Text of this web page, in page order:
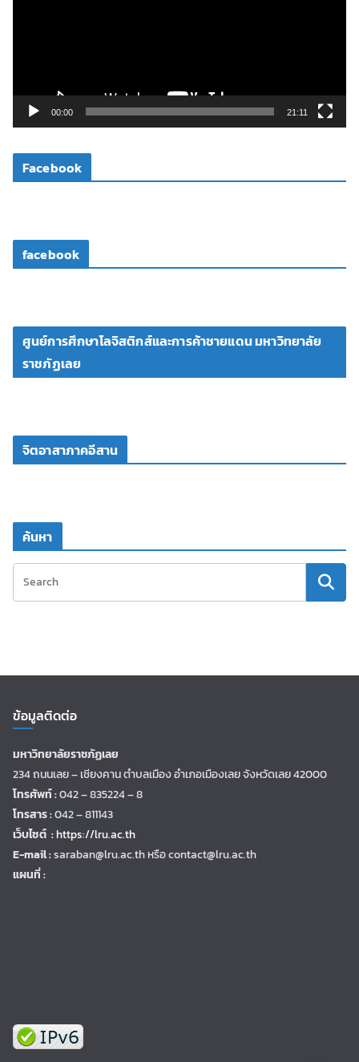
ดี
โ
00:00 21:11
Facebook
facebook
ศูนย์การศึกษาโลจิสติกส์และการค้าชายแดน มหาวิทยาลัย
ราชภัฏเลย
จิตอาสาภาคอีสาน
ค้นหา
ข้อมูลติดต่อ
มหาวิทยาลัยราชภัฏเลย
234 ถนนเลย – เชียงคาน ตำบลเมือง อำเภอเมืองเลย จังหวัดเลย 42000
โทรศัพท์ :042 – 835224 – 8
โทรสาร :042 – 811143
เว็บไซต์ :https://lru.ac.th
E-mail :saraban@lru.ac.thหรือ contact@lru.ac.th
แผนที่ :